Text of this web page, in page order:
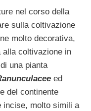
nel corso della
sulla coltivazione
molto decorativa,
alla coltivazione in
una pianta
ed
del continente
incise, molto simili a